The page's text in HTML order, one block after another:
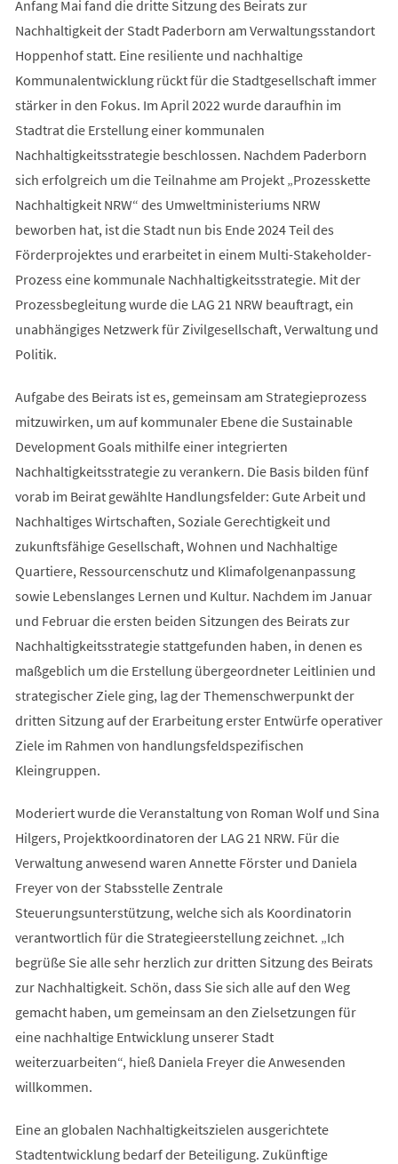
Anfang Mai fand die dritte Sitzung des Beirats zur
Nachhaltigkeit der Stadt Paderborn am Verwaltungsstandort
Hoppenhof statt. Eine resiliente und nachhaltige
Kommunalentwicklung rückt für die Stadtgesellschaft immer
stärker in den Fokus. Im April 2022 wurde daraufhin im
Stadtrat die Erstellung einer kommunalen
Nachhaltigkeitsstrategie beschlossen. Nachdem Paderborn
sich erfolgreich um die Teilnahme am Projekt „Prozesskette
Nachhaltigkeit NRW“ des Umweltministeriums NRW
beworben hat, ist die Stadt nun bis Ende 2024 Teil des
Förderprojektes und erarbeitet in einem Multi-Stakeholder-
Prozess eine kommunale Nachhaltigkeitsstrategie. Mit der
Prozessbegleitung wurde die LAG 21 NRW beauftragt, ein
unabhängiges Netzwerk für Zivilgesellschaft, Verwaltung und
Politik.
Aufgabe des Beirats ist es, gemeinsam am Strategieprozess
mitzuwirken, um auf kommunaler Ebene die Sustainable
Development Goals mithilfe einer integrierten
Nachhaltigkeitsstrategie zu verankern. Die Basis bilden fünf
vorab im Beirat gewählte Handlungsfelder: Gute Arbeit und
Nachhaltiges Wirtschaften, Soziale Gerechtigkeit und
zukunftsfähige Gesellschaft, Wohnen und Nachhaltige
Quartiere, Ressourcenschutz und Klimafolgenanpassung
sowie Lebenslanges Lernen und Kultur. Nachdem im Januar
und Februar die ersten beiden Sitzungen des Beirats zur
Nachhaltigkeitsstrategie stattgefunden haben, in denen es
maßgeblich um die Erstellung übergeordneter Leitlinien und
strategischer Ziele ging, lag der Themenschwerpunkt der
dritten Sitzung auf der Erarbeitung erster Entwürfe operativer
Ziele im Rahmen von handlungsfeldspezifischen
Kleingruppen.
Moderiert wurde die Veranstaltung von Roman Wolf und Sina
Hilgers, Projektkoordinatoren der LAG 21 NRW. Für die
Verwaltung anwesend waren Annette Förster und Daniela
Freyer von der Stabsstelle Zentrale
Steuerungsunterstützung, welche sich als Koordinatorin
verantwortlich für die Strategieerstellung zeichnet. „Ich
begrüße Sie alle sehr herzlich zur dritten Sitzung des Beirats
zur Nachhaltigkeit. Schön, dass Sie sich alle auf den Weg
gemacht haben, um gemeinsam an den Zielsetzungen für
eine nachhaltige Entwicklung unserer Stadt
weiterzuarbeiten“, hieß Daniela Freyer die Anwesenden
willkommen.
Eine an globalen Nachhaltigkeitszielen ausgerichtete
Stadtentwicklung bedarf der Beteiligung. Zukünftige